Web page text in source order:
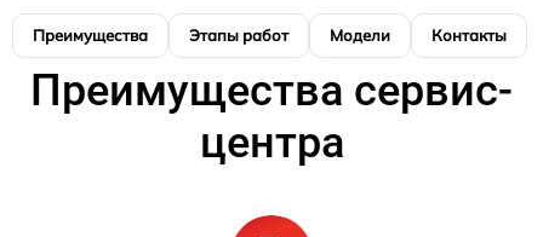
Преимущества Этапы работ Модели Контакты
Преимущества сервис-
центра